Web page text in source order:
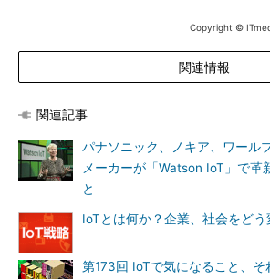
Copyright ©
関連情報
関連記事
パナソニック、ノキア、ワール
メーカーが「Watson IoT」で革
と
IoTとは何か？企業、社会をど
第173回 IoTで気になること、そ